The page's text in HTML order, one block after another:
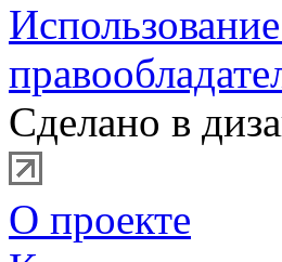
Сделано в
О проекте